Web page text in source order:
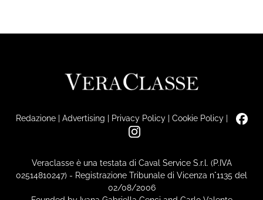
Redazione| Advertising | Privacy Policy| Cookie Policy|
Veraclasse è una testata di Caval Service S.r.l. (P.IVA
02514810247) - Registrazione Tribunale di Vicenza n°1135 del
02/08/2006